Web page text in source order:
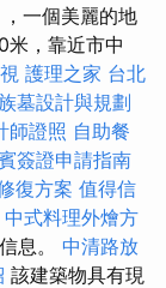
一個美麗的地
米，靠近市中
護理之家 台北
墓設計與規劃
師證照 自助餐
簽證申請指南
復方案 值得信
中式料理外燴方
息。 中清路放
該建築物具有現